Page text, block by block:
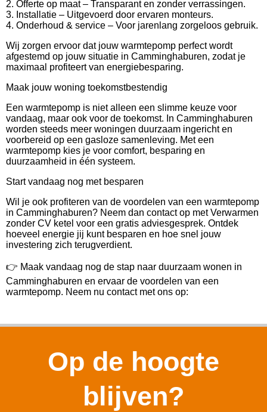
2. Offerte op maat – Transparant en zonder verrassingen.
3. Installatie – Uitgevoerd door ervaren monteurs.
4. Onderhoud & service – Voor jarenlang zorgeloos gebruik.
Wij zorgen ervoor dat jouw warmtepomp perfect wordt
afgestemd op jouw situatie in Camminghaburen, zodat je
maximaal profiteert van energiebesparing.
Maak jouw woning toekomstbestendig
Een warmtepomp is niet alleen een slimme keuze voor
vandaag, maar ook voor de toekomst. In Camminghaburen
worden steeds meer woningen duurzaam ingericht en
voorbereid op een gasloze samenleving. Met een
warmtepomp kies je voor comfort, besparing en
duurzaamheid in één systeem.
Start vandaag nog met besparen
Wil je ook profiteren van de voordelen van een warmtepomp
in Camminghaburen? Neem dan contact op met Verwarmen
zonder CV ketel voor een gratis adviesgesprek. Ontdek
hoeveel energie jij kunt besparen en hoe snel jouw
investering zich terugverdient.
👉 Maak vandaag nog de stap naar duurzaam wonen in
Camminghaburen en ervaar de voordelen van een
warmtepomp. Neem nu contact met ons op:
Op de hoogte
blijven?